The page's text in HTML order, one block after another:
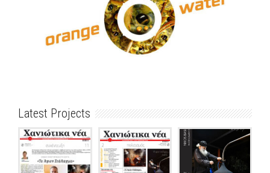
Latest Projects